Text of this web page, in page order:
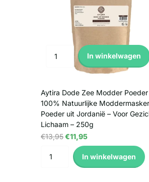
In winkelwagen
Aytira Dode Zee Modder Poeder
100% Natuurlijke Moddermasker
Poeder uit Jordanië – Voor
Lichaam – 250g
€13,95€11,95
In winkelwagen